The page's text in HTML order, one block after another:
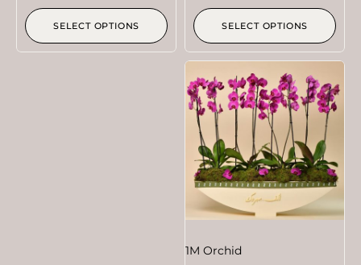
SELECT OPTIONS
SELECT OPTIONS
1M Orchid